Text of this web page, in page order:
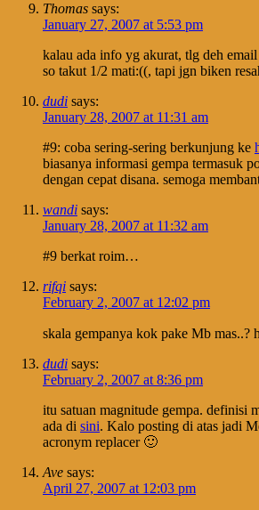
Thomas says:
January 27, 2007 at 5:53 pm
kalau ada info yg akurat, tlg deh
so takut 1/2 mati:((, tapi jgn biken
dudi says:
January 28, 2007 at 11:31 am
#9: coba sering-sering berkunjung ke
biasanya informasi gempa termasuk
dengan cepat disana. semoga
wandi says:
January 28, 2007 at 11:32 am
#9 berkat roim…
rifqi says:
February 2, 2007 at 12:02 pm
skala gempanya kok pake Mb
dudi says:
February 2, 2007 at 8:36 pm
itu satuan magnitude gempa. definisi
ada di sini. Kalo posting di atas jadi
acronym replacer 🙂
Ave says:
April 27, 2007 at 12:03 pm